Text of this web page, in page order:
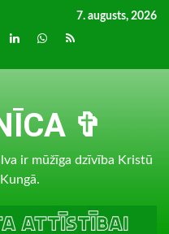
7. augusts, 2026
LinkedInwhatsapp
RSS
✞
ir mūžīga dzīvība Kristū